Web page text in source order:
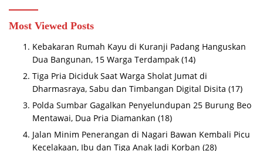
Most Viewed Posts
Kebakaran Rumah Kayu di Kuranji Padang Hanguskan
Dua Bangunan, 15 Warga Terdampak (14)
Tiga Pria Diciduk Saat Warga Sholat Jumat di
Dharmasraya, Sabu dan Timbangan Digital Disita (17)
Polda Sumbar Gagalkan Penyelundupan 25 Burung Beo
Mentawai, Dua Pria Diamankan (18)
Jalan Minim Penerangan di Nagari Bawan Kembali Picu
Kecelakaan, Ibu dan Tiga Anak Jadi Korban (28)